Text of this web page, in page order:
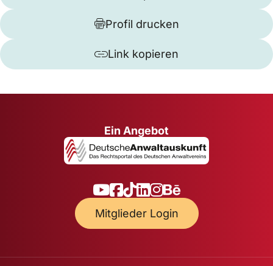
Profil drucken
Link kopieren
Ein Angebot
Mitglieder Login